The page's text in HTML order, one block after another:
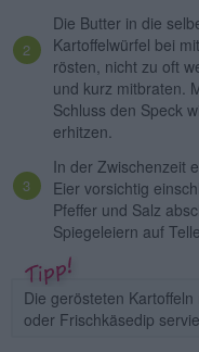
Die Butter in die
Kartoffelwürfel bei
rösten, nicht zu oft
und kurz mitbraten.
Schluss den Speck
erhitzen.
In der Zwischenzeit
Eier vorsichtig
Pfeffer und Salz
Spiegeleiern auf
Die gerösteten
oder Frischkäsedip